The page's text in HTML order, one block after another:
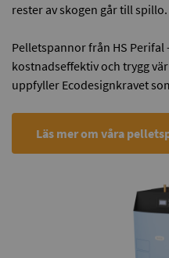
rester av skogen går till spillo.
Pelletspannor från HS
kostnadseffektiv och trygg
uppfyller Ecodesignkravet
Läs mer om våra